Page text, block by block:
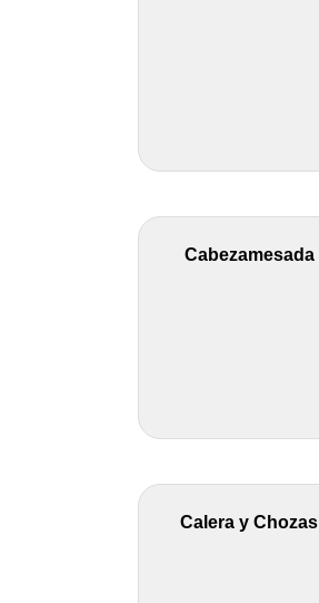
Cabezamesada
Calera y Chozas